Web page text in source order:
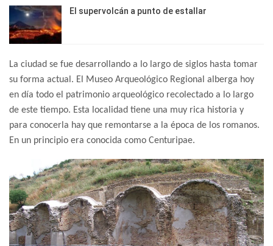
El supervolcán a punto de estallar
La ciudad se fue desarrollando a lo largo de siglos hasta tomar
su forma actual. El Museo Arqueológico Regional alberga hoy
en día todo el patrimonio arqueológico recolectado a lo largo
de este tiempo. Esta localidad tiene una muy rica historia y
para conocerla hay que remontarse a la época de los romanos.
En un principio era conocida como Centuripae.